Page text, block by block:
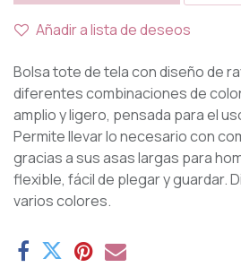
Añadir a lista de deseos
Bolsa tote de tela con diseño de
diferentes combinaciones de
amplio y ligero, pensada para el
Permite llevar lo necesario con
gracias a sus asas largas para
flexible, fácil de plegar y guardar.
varios colores.